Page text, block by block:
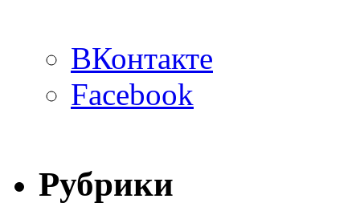
ВКонтакте
Facebook
Рубрики